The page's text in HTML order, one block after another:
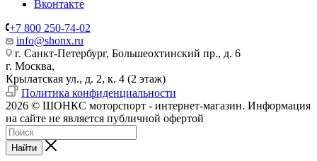
Вконтакте
+7 800 250-74-02
info@shonx.ru
г. Санкт-Петербург, Большеохтинский пр., д. 6
г. Москва,
Крылатская ул., д. 2, к. 4 (2 этаж)
Политика конфиденциальности
2026 © ШОНКС моторспорт - интернет-магазин. Информация
на сайте не является публичной офертой
Найти